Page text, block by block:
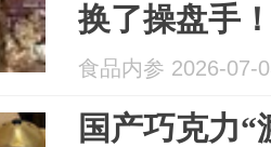
换了操盘手
食品内参 2026-07-
国产巧克力“